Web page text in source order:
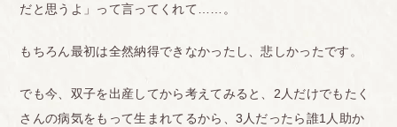
だと思うよ」って言ってくれて……。
もちろん最初は全然納得できなかったし、悲しかったです。
でも今、双子を出産してから考えてみると、2人だけでもたく
さんの病気をもって生まれてるから、3人だったら誰1人助か